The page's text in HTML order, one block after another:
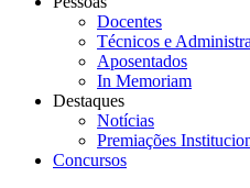
Docentes
Técnicos e
Aposentados
In Memoriam
Destaques
Notícias
Premiações
Concursos